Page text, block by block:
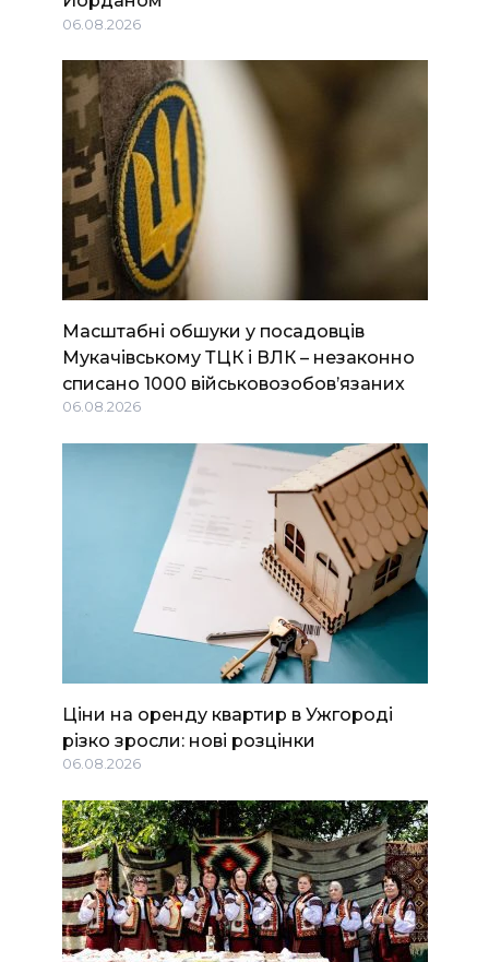
06.08.2026
Масштабні обшуки у посадовців
Мукачівському ТЦК і ВЛК – незаконно
списано 1000 військовозобов’язаних
06.08.2026
Ціни на оренду квартир в Ужгороді
різко зросли: нові розцінки
06.08.2026